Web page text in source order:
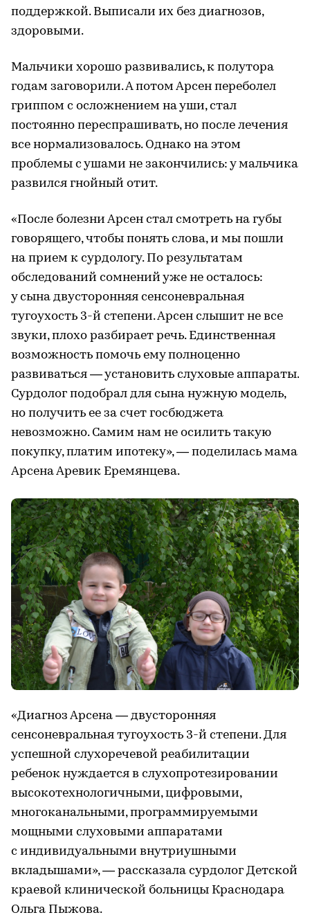
поддержкой. Выписали их без диагнозов,
здоровыми.
Мальчики хорошо развивались, к полутора
годам заговорили. А потом Арсен переболел
гриппом с осложнением на уши, стал
постоянно переспрашивать, но после лечения
все нормализовалось. Однако на этом
проблемы с ушами не закончились: у мальчика
развился гнойный отит.
«После болезни Арсен стал смотреть на губы
говорящего, чтобы понять слова, и мы пошли
на прием к сурдологу. По результатам
обследований сомнений уже не осталось:
у сына двусторонняя сенсоневральная
тугоухость 3-й степени. Арсен слышит не все
звуки, плохо разбирает речь. Единственная
возможность помочь ему полноценно
развиваться — установить слуховые аппараты.
Сурдолог подобрал для сына нужную модель,
но получить ее за счет госбюджета
невозможно. Самим нам не осилить такую
покупку, платим ипотеку», — поделилась мама
Арсена Аревик Еремянцева.
«Диагноз Арсена — двусторонняя
сенсоневральная тугоухость 3-й степени. Для
успешной слухоречевой реабилитации
ребенок нуждается в слухопротезировании
высокотехнологичными, цифровыми,
многоканальными, программируемыми
мощными слуховыми аппаратами
с индивидуальными внутриушными
вкладышами», — рассказала сурдолог Детской
краевой клинической больницы Краснодара
Ольга Пыжова.